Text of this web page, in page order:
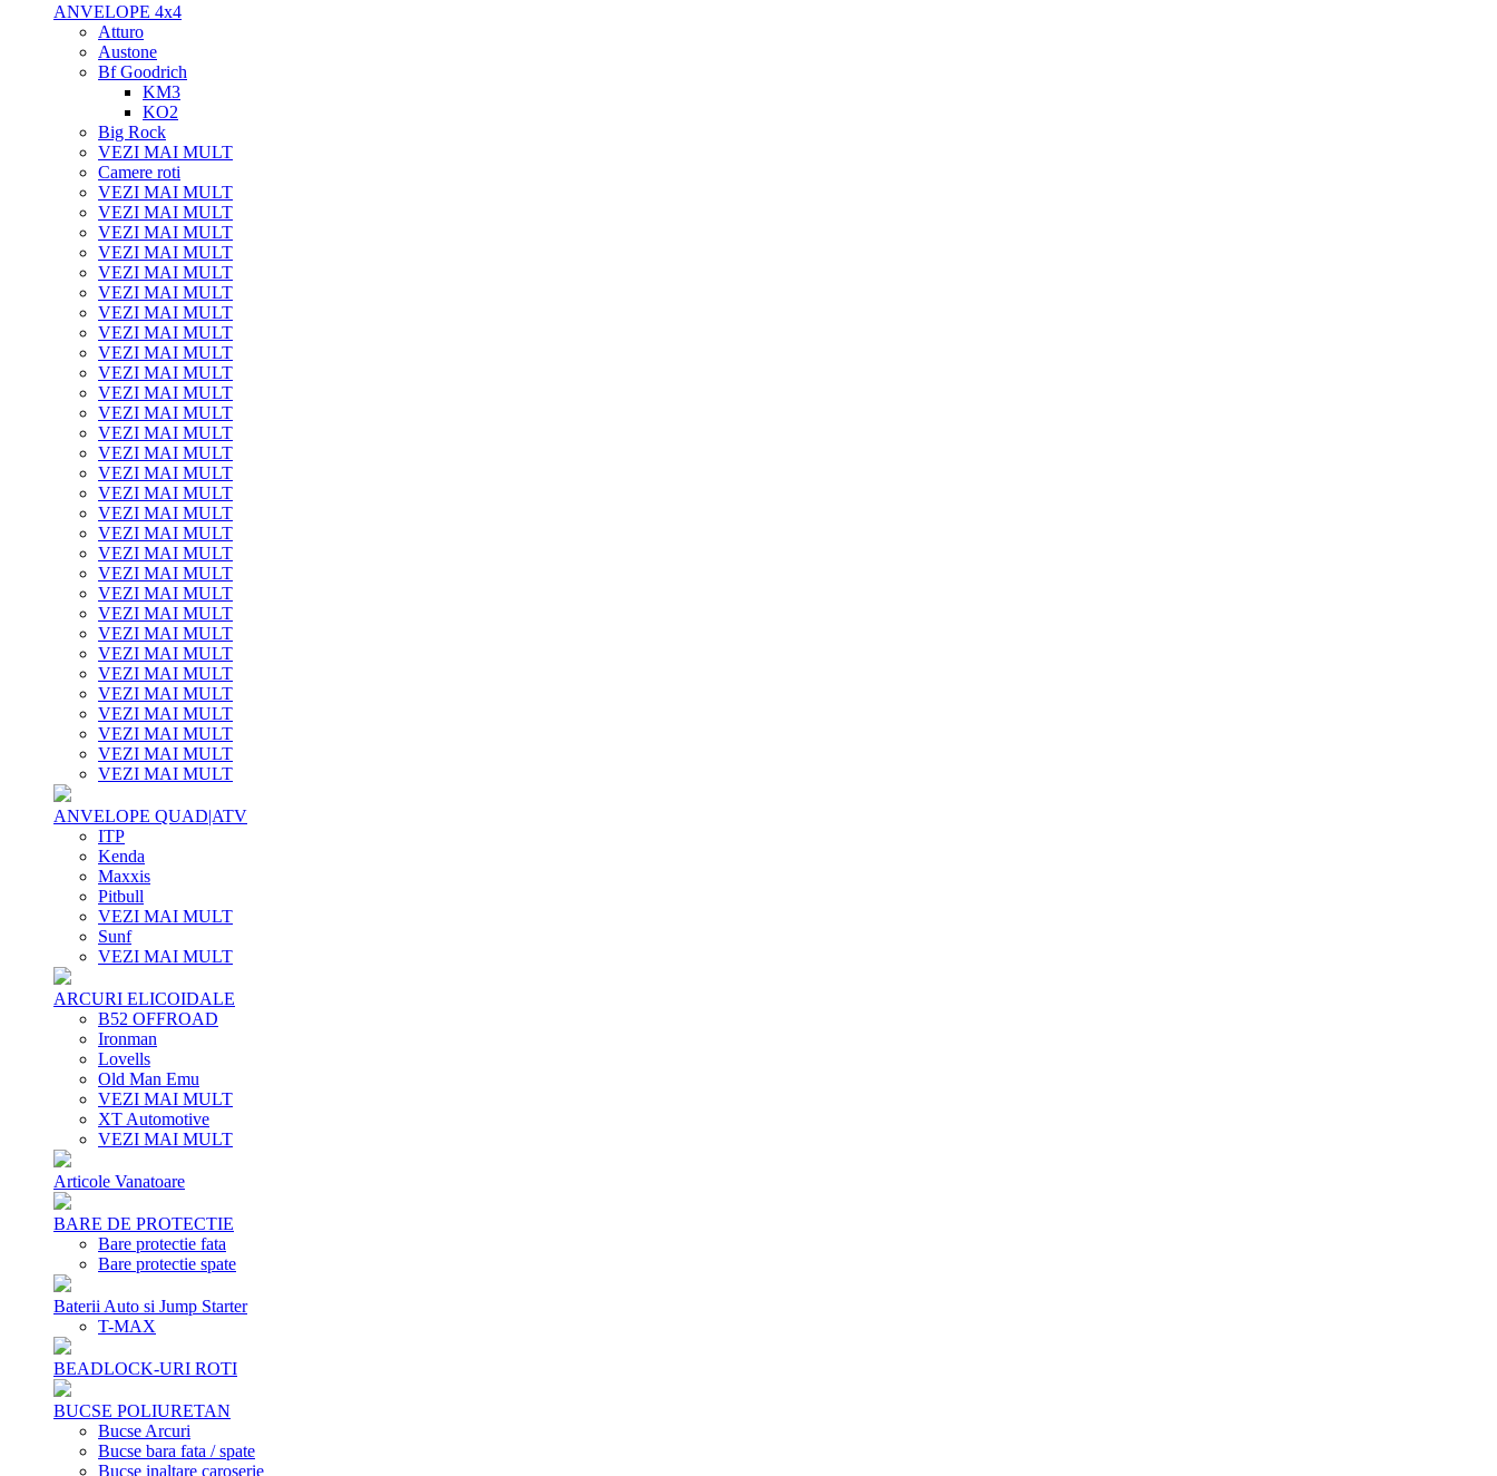
ANVELOPE 4x4
Atturo
Austone
Bf Goodrich
KM3
KO2
Big Rock
VEZI MAI MULT
Camere roti
VEZI MAI MULT
VEZI MAI MULT
VEZI MAI MULT
VEZI MAI MULT
VEZI MAI MULT
VEZI MAI MULT
VEZI MAI MULT
VEZI MAI MULT
VEZI MAI MULT
VEZI MAI MULT
VEZI MAI MULT
VEZI MAI MULT
VEZI MAI MULT
VEZI MAI MULT
VEZI MAI MULT
VEZI MAI MULT
VEZI MAI MULT
VEZI MAI MULT
VEZI MAI MULT
VEZI MAI MULT
VEZI MAI MULT
VEZI MAI MULT
VEZI MAI MULT
VEZI MAI MULT
VEZI MAI MULT
VEZI MAI MULT
VEZI MAI MULT
VEZI MAI MULT
VEZI MAI MULT
VEZI MAI MULT
ANVELOPE QUAD|ATV
ITP
Kenda
Maxxis
Pitbull
VEZI MAI MULT
Sunf
VEZI MAI MULT
ARCURI ELICOIDALE
B52 OFFROAD
Ironman
Lovells
Old Man Emu
VEZI MAI MULT
XT Automotive
VEZI MAI MULT
Articole Vanatoare
BARE DE PROTECTIE
Bare protectie fata
Bare protectie spate
Baterii Auto si Jump Starter
T-MAX
BEADLOCK-URI ROTI
BUCSE POLIURETAN
Bucse Arcuri
Bucse bara fata / spate
Bucse inaltare caroserie